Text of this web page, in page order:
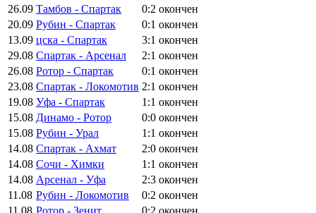
26.09 Тамбов - Спартак 0:2 окончен
20.09 Рубин - Спартак 0:1 окончен
13.09 цска - Спартак 3:1 окончен
29.08 Спартак - Арсенал 2:1 окончен
26.08 Ротор - Спартак 0:1 окончен
23.08 Спартак - Локомотив 2:1 окончен
19.08 Уфа - Спартак 1:1 окончен
15.08 Динамо - Ротор 0:0 окончен
15.08 Рубин - Урал 1:1 окончен
14.08 Спартак - Ахмат 2:0 окончен
14.08 Сочи - Химки 1:1 окончен
14.08 Арсенал - Уфа 2:3 окончен
11.08 Рубин - Локомотив 0:2 окончен
11.08 Ротор - Зенит 0:2 окончен